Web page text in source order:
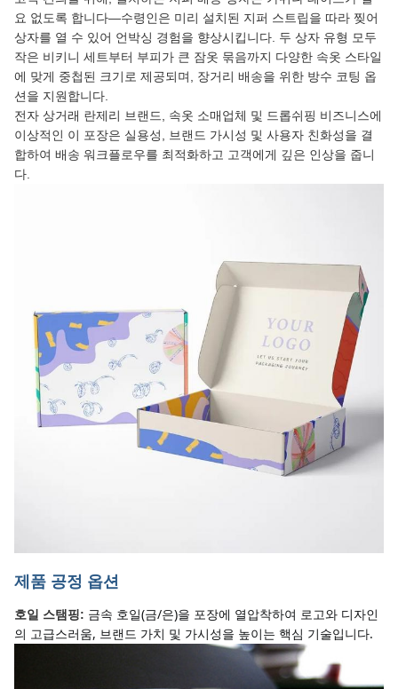
요 없도록 합니다—수령인은 미리 설치된 지퍼 스트립을 따라 찢어
상자를 열 수 있어 언박싱 경험을 향상시킵니다. 두 상자 유형 모두
작은 비키니 세트부터 부피가 큰 잠옷 묶음까지 다양한 속옷 스타일
에 맞게 중첩된 크기로 제공되며, 장거리 배송을 위한 방수 코팅 옵
션을 지원합니다.
전자 상거래 란제리 브랜드, 속옷 소매업체 및 드롭쉬핑 비즈니스에
이상적인 이 포장은 실용성, 브랜드 가시성 및 사용자 친화성을 결
합하여 배송 워크플로우를 최적화하고 고객에게 깊은 인상을 줍니
다.
제품 공정 옵션
호일 스탬핑: 금속 호일(금/은)을 포장에 열압착하여 로고와 디자인
의 고급스러움, 브랜드 가치 및 가시성을 높이는 핵심 기술입니다.